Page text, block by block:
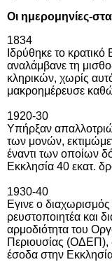
Οι ημερομηνίες-
1834
Ιδρύθηκε το
αναλάμβανε τη
κληρικών, χωρίς
μακροημέρευσε
1920-30
Υπήρξαν
των μονών,
έναντι των οποίων
Εκκλησία 40 εκατ.
1930-40
Eγινε ο
ρευστοποιητέα και
αρμοδιότητα του
Περιουσίας (ΟΔΕΠ),
έσοδα στην